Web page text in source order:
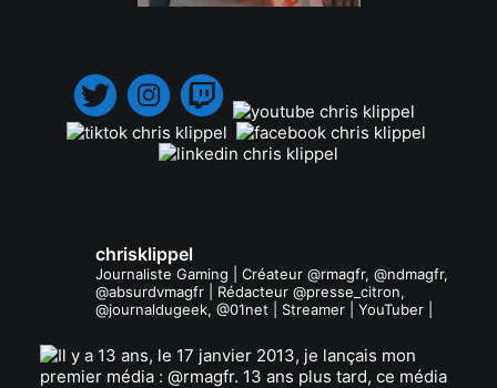
chrisklippel
Journaliste Gaming | Créateur @rmagfr, @ndmagfr,
@absurdvmagfr | Rédacteur @presse_citron,
@journaldugeek, @01net | Streamer | YouTuber |